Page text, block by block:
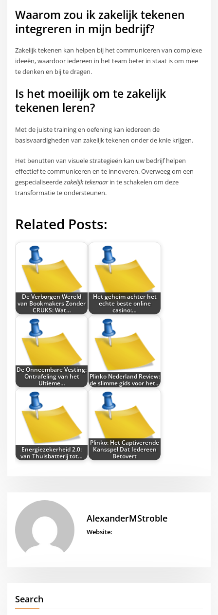
Waarom zou ik zakelijk tekenen
integreren in mijn bedrijf?
Zakelijk tekenen kan helpen bij het communiceren van complexe
ideeën, waardoor iedereen in het team beter in staat is om mee
te denken en bij te dragen.
Is het moeilijk om tezakelijk
tekenen leren?
Met de juiste training en oefening kan iedereen de
basisvaardigheden van zakelijk tekenen onder de knie krijgen.
Het benutten van visuele strategieën kan uw bedrijf helpen
effectief te communiceren en te innoveren. Overweeg om een
gespecialiseerdezakelijk tekenaarin te schakelen om deze
transformatie te ondersteunen.
Related Posts:
De Verborgen Wereld
van Bookmakers Zonder
CRUKS: Wat…
Het geheim achter het
echte beste online
casino:…
De Onneembare Vesting:
Ontrafeling van het
Ultieme…
Plinko Nederland Review:
de slimme gids voor het…
Energiezekerheid 2.0:
van Thuisbatterij tot…
Plinko: Het Captiverende
Kansspel Dat Iedereen
Betovert
AlexanderMStroble
Website:
Search